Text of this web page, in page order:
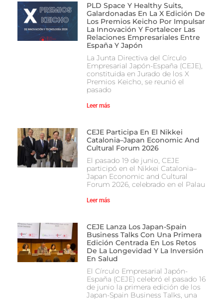
PLD Space Y Healthy Suits,
Galardonadas En La X Edición De
Los Premios Keicho Por Impulsar
La Innovación Y Fortalecer Las
Relaciones Empresariales Entre
España Y Japón
La Junta Directiva del Círculo
Empresarial Japón-España (CEJE),
constituida en Jurado de los X
Premios Keicho, se reunió el
pasado
Leer más
CEJE Participa En El Nikkei
Catalonia–Japan Economic And
Cultural Forum 2026
El pasado 19 de junio, CEJE
participó en el Nikkei Catalonia–
Japan Economic and Cultural
Forum 2026, celebrado en el Palau
Leer más
CEJE Lanza Los Japan-Spain
Business Talks Con Una Primera
Edición Centrada En Los Retos
De La Longevidad Y La Inversión
En Salud
El Círculo Empresarial Japón-
España (CEJE) celebró el pasado 16
de junio la primera edición de los
Japan-Spain Business Talks, una